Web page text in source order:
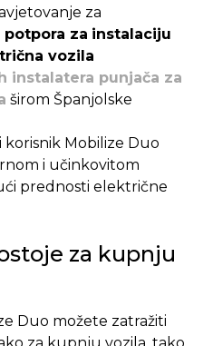
za
potpora za instalaciju
vozila
instalatera punjača za
širom Španjolske
korisnik Mobilize Duo
i učinkovitom
prednosti električne
za kupnju
Duo možete zatražiti